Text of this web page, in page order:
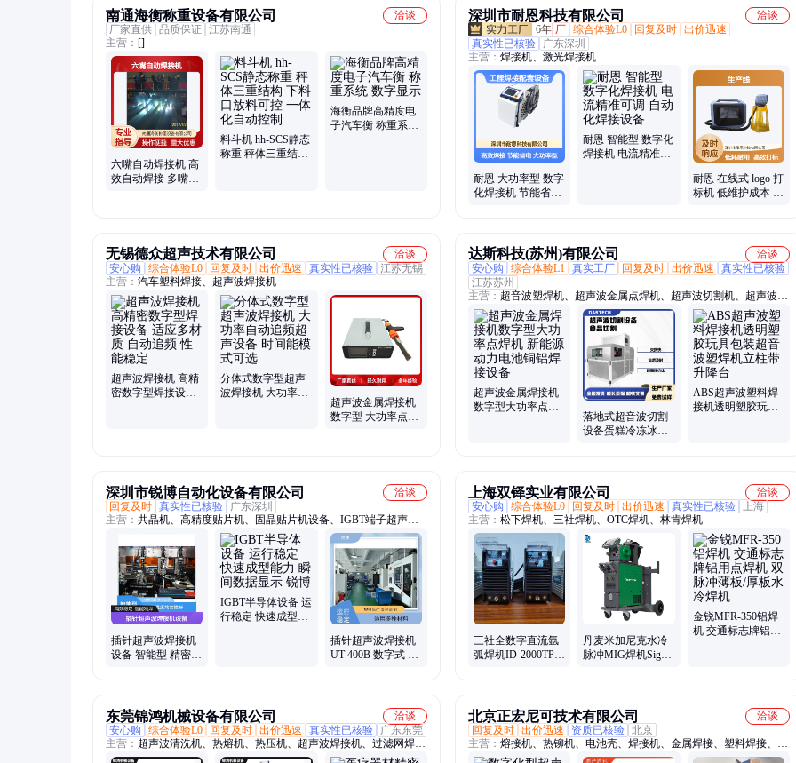
南通海衡称重设备有限公司
洽谈
厂家直供 品质保证 江苏南通
主营： []
六嘴自动焊接机 高
效自动焊接 多嘴同
料斗机 hh-SCS静态
称重 秤体三重结构
海衡品牌高精度电
子汽车衡 称重系统
深圳市耐恩科技有限公司
洽谈
6年 厂 综合体验L0 回复及时 出价迅速
真实性已核验
广东深圳
主营： 焊接机、激光焊接机
耐恩 大功率型 数字
化焊接机 节能省电
耐恩 智能型 数字化
焊接机 电流精准可
耐恩 在线式 logo 打
标机 低维护成本 生
无锡德众超声技术有限公司
洽谈
安心购
综合体验L0 回复及时 出价迅速 真实性已核验 江苏无锡
主营： 汽车塑料焊接、超声波焊接机
超声波焊接机 高精
密数字型焊接设备
分体式数字型超声
波焊接机 大功率自
超声波金属焊接机
数字型 大功率点焊
达斯科技(苏州)有限公司
洽谈
安心购
综合体验L1 真实工厂 回复及时 出价迅速
真实性已核验
江苏苏州
主营： 超音波塑焊机、超声波金属点焊机、超声波切割机、超声波塑
料焊接机、超声波金属焊接机、超声波焊接代工、超声波线束焊接
机、超声波铜管封尾机、超声波切割刀
超声波金属焊接机
数字型大功率点焊
落地式超音波切割
设备蛋糕冷冻冰淇
ABS超声波塑料焊
接机透明塑胶玩具
深圳市锐博自动化设备有限公司
洽谈
回复及时 真实性已核验
广东深圳
主营： 共晶机、高精度贴片机、固晶贴片机设备、IGBT端子超声波
焊接机、超声波焊接机、超声焊接机、端子焊接机、共晶贴片机设
备、高精度贴片机设备、半导体封装设备、自动化设备、半导体封装
设备厂家、共晶贴片机、LD共晶贴片机、TO共晶机
插针超声波焊接机
设备 智能型 精密温
IGBT半导体设备 运
行稳定 快速成型能
插针超声波焊接机
UT-400B 数字式 适
上海双铎实业有限公司
洽谈
安心购
综合体验L0 回复及时 出价迅速 真实性已核验
上海
主营： 松下焊机、三社焊机、OTC焊机、林肯焊机
三社全数字直流氩
弧焊机ID-2000TP便
丹麦米加尼克水冷
脉冲MIG焊机Sigma
金锐MFR-350铝焊
机 交通标志牌铝用
东莞锦鸿机械设备有限公司
洽谈
安心购
综合体验L0 回复及时 出价迅速 真实性已核验
广东东莞
主营： 超声波清洗机、热熔机、热压机、超声波焊接机、过滤网焊接
设备、数字化型超声波焊接机、全自动塑料焊接设备、自动化超声波
北京正宏尼可技术有限公司
洽谈
回复及时 出价迅速 资质已核验 北京
主营： 熔接机、热铆机、电池壳、焊接机、金属焊接、塑料焊接、内
饰件焊接设备、点焊机、打片机、热熔机、封边机、超声波、塑料热